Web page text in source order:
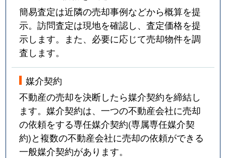
簡易査定は近隣の売却事例などから概算を提
示。訪問査定は現地を確認し、査定価格を提
示します。また、必要に応じて売却物件を調
査します。
媒介契約
不動産の売却を決断したら媒介契約を締結し
ます。媒介契約は、一つの不動産会社に売却
の依頼をする専任媒介契約(専属専任媒介契
約)と複数の不動産会社に売却の依頼ができる
一般媒介契約があります。